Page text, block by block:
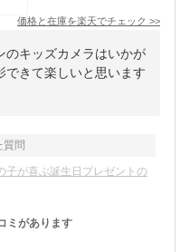
価格と在庫を楽天でチェック >>
のキッズカメラはいかが
できて楽しいと思います
質問
子が喜ぶ誕生日プレゼントの
ミがあります